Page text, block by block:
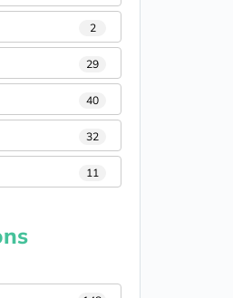
2
29
40
32
11